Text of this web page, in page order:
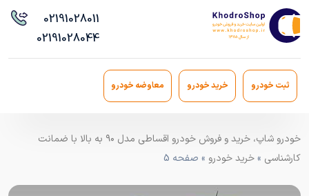
02191028011
02191028044
ثبت خودرو خرید خودرو معاوضه خودرو
خودرو شاپ، خرید و فروش خودرو اقساطی مدل ۹۰ به بالا با ضمانت
کارشناسی »خرید خودرو » صفحه 5